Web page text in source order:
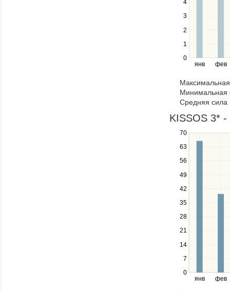
янв фев
0
1
2
3
4
series.
Use
the
and
right
navigate
through
items
in
a
series.
Минимальная
Средняя сила
KISSOS 3* -
янв фев
0
7
14
21
28
35
42
49
56
63
70
Use
the
and
down
to
navigate
series.
Use
the
and
right